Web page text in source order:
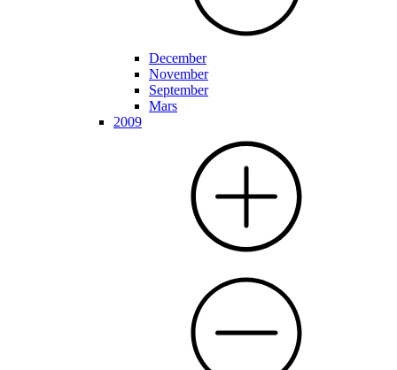
December
November
September
Mars
2009